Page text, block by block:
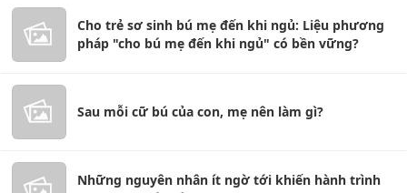
Cho trẻ sơ sinh bú mẹ đến khi ngủ: Liệu phương
pháp "cho bú mẹ đến khi ngủ" có bền vững?
Sau mỗi cữ bú của con, mẹ nên làm gì?
Những nguyên nhân ít ngờ tới khiến hành trình